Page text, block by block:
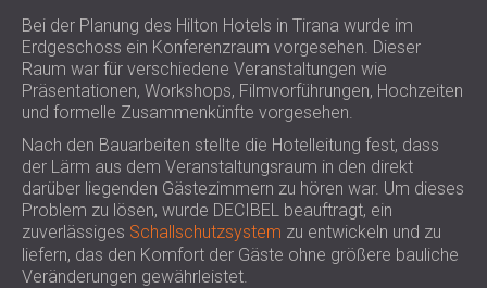
SCHALLSCHUTZ UND AKUSTIK FÜR
HALLEN
SCHALLDÄMMUNG UND
AKUSTIKLÖSUNGEN FÜR
EINZELHANDELSFLÄCHEN
SCHALLSCHUTZ UND AKUSTIK FÜR
BILDUNGSEINRICHTUNGEN
SCHALLSCHUTZ UND AKUSTIK FÜR
GESUNDHEITSEINRICHTUNGE
SCHALLSCHUTZ UND
POLAND (PL)
FINLAND (FI)
РОССИЯ (RU)
USA (US)
Bei der Planung des Hilton Hotels in Tirana wurde im
Erdgeschoss ein Konferenzraum vorgesehen. Dieser
Raum war für verschiedene Veranstaltungen wie
Präsentationen, Workshops, Filmvorführungen, Hochzeiten
und formelle Zusammenkünfte vorgesehen.
Nach den Bauarbeiten stellte die Hotelleitung fest, dass
der Lärm aus dem Veranstaltungsraum in den direkt
darüber liegenden Gästezimmern zu hören war. Um dieses
Problem zu lösen, wurde DECIBEL beauftragt, ein
zuverlässiges Schallschutzsystem zu entwickeln und zu
liefern, das den Komfort der Gäste ohne größere bauliche
Veränderungen gewährleistet.